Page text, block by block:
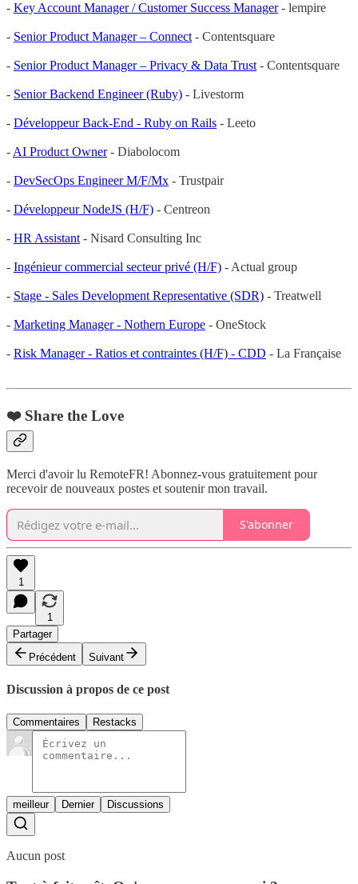
- Key Account Manager / Customer Success Manager- lempire
- Senior Product Manager – Connect - Contentsquare
- Senior Product Manager – Privacy & Data Trust - Contentsquare
- Senior Backend Engineer (Ruby) - Livestorm
- Développeur Back-End - Ruby on Rails - Leeto
- AI Product Owner- Diabolocom
- DevSecOps Engineer M/F/Mx - Trustpair
- Développeur NodeJS (H/F) - Centreon
- HR Assistant - Nisard Consulting Inc
- Ingénieur commercial secteur privé (H/F) - Actual group
- Stage - Sales Development Representative (SDR) - Treatwell
- Marketing Manager - Nothern Europe - OneStock
- Risk Manager - Ratios et contraintes (H/F) - CDD - La Française
❤️ Share the Love
Merci d'avoir lu RemoteFR! Abonnez-vous gratuitement pour
recevoir de nouveaux postes et soutenir mon travail.
S'abonner
1
1
Partager
Précédent
Suivant
Discussion à propos de ce post
Commentaires Restacks
meilleur Dernier Discussions
Aucun post